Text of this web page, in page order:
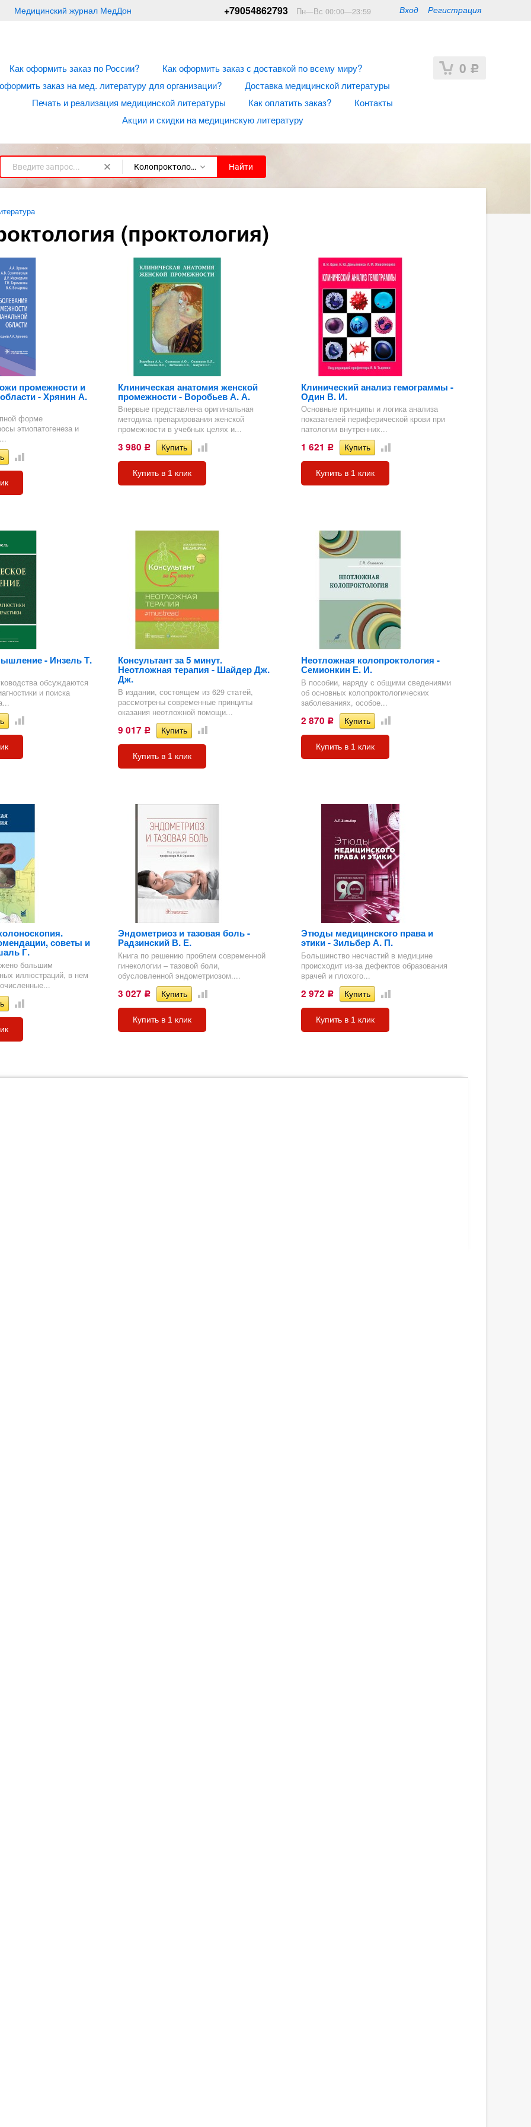
Медицинский журнал МедДон Вход Регистрация
+79054862793 Пн—Вс 00:00—23:59
0 Р
Как оформить заказ по России?
Как оформить заказ с доставкой по всему миру?
заказ на мед. литературу для организации?
Доставка медицинской литературы
Печать и реализация медицинской литературы
Как оплатить заказ?
Контакты
Акции и скидки на медицинскую литературу
Колопроктология (проктология) Найти
и
Назад
Сосуды нижних
Назад
Назад
по
Хирургия, КТ, МРТ, УЗИ,
атласы
и их
МРТ
МРТ
в
у
Назад
Назад
в
(проктология)
промежности и
- Хрянин А.
форме
этиопатогенеза и
Клиническая анатомия женской
промежности - Воробьев А. А.
Впервые представлена оригинальная
методика препарирования женской
промежности в учебных целях и...
3 980 Р
Купить в 1 клик
Клинический анализ гемограммы -
Один В. И.
Основные принципы и логика анализа
показателей периферической крови при
патологии внутренних...
1 621 Р
Купить в 1 клик
- Инзель Т.
обсуждаются
и поиска
Консультант за 5 минут.
Неотложная терапия - Шайдер Дж.
Дж.
В издании, состоящем из 629 статей,
рассмотрены современные принципы
оказания неотложной помощи...
9 017 Р
Купить в 1 клик
Неотложная колопроктология -
Семионкин Е. И.
В пособии, наряду с общими сведениями
об основных колопроктологических
заболеваниях, особое...
2 870 Р
Купить в 1 клик
советы и
Г.
большим
иллюстраций, в нем
Эндометриоз и тазовая боль -
Радзинский В. Е.
Книга по решению проблем современной
гинекологии – тазовой боли,
обусловленной эндометриозом....
3 027 Р
Купить в 1 клик
Этюды медицинского права и
этики - Зильбер А. П.
Большинство несчастий в медицине
происходит из-за дефектов образования
врачей и плохого...
2 972 Р
Купить в 1 клик